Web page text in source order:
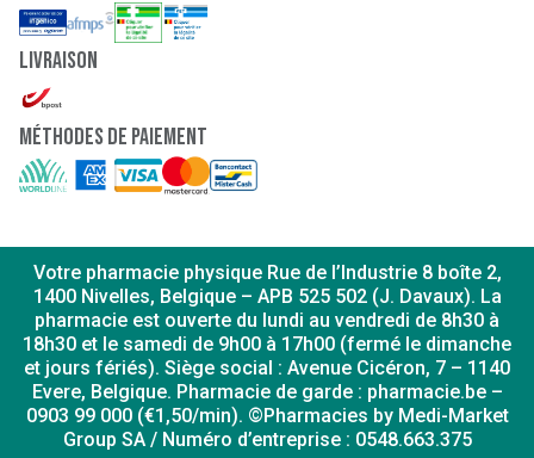
Livraison
Méthodes de paiement
Votre pharmacie physique Rue de l’Industrie 8 boîte 2,
1400 Nivelles, Belgique – APB 525 502 (J. Davaux). La
pharmacie est ouverte du lundi au vendredi de 8h30 à
18h30 et le samedi de 9h00 à 17h00 (fermé le dimanche
et jours fériés). Siège social : Avenue Cicéron, 7 – 1140
Evere, Belgique. Pharmacie de garde : pharmacie.be –
0903 99 000 (€1,50/min). ©Pharmacies by Medi-Market
Group SA / Numéro d’entreprise : 0548.663.375